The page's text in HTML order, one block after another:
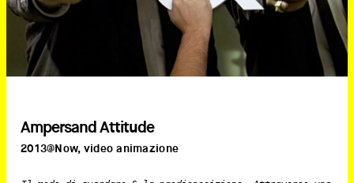
Ampersand Attitude
2013@Now, video animazione